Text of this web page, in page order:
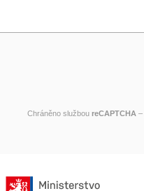
Chráněno službou reCAPTCHA –